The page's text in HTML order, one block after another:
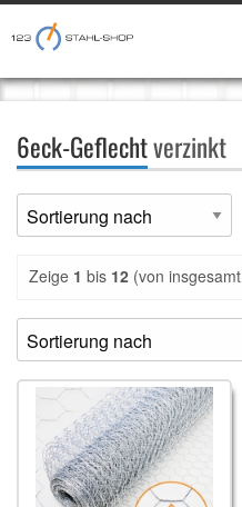
6eck-Geflechtverzinkt
Zeige 1 bis 12 (von insgesamt